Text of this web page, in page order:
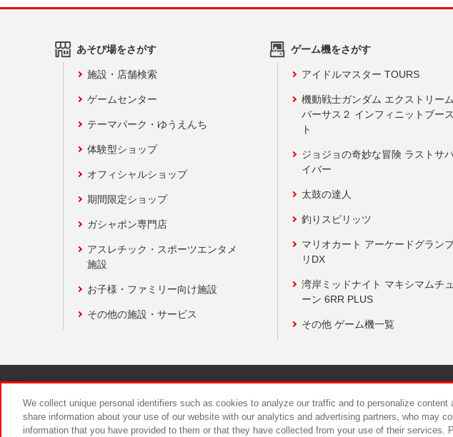
あそび場をさがす
施設・店舗検索
ゲームセンター
テーマパーク・ゆうえんち
体験型ショップ
オフィシャルショップ
期間限定ショップ
ガシャポン専門店
アスレチック・スポーツエンタメ
施設
お子様・ファミリー向け施設
その他の施設・サービス
ゲーム機をさがす
アイドルマスター TOURS
機動戦士ガンダム エクストリーム
バーサス２ インフィニットブース
ト
ジョジョの奇妙な冒険 ラストサ
イバー
太鼓の達人
釣りスピリッツ
マリオカート アーケードグラン
リDX
湾岸ミッドナイト マキシマムチュ
ーン 6RR PLUS
その他 ゲーム機一覧
食品のご提供について カスタマーハ
We collect unique personal identifiers such as cookies to analyze our traffic and to personalize content
share information about your use of our website with our analytics and advertising partners, who may
information that you have provided to them or that they have collected from your use of their services.